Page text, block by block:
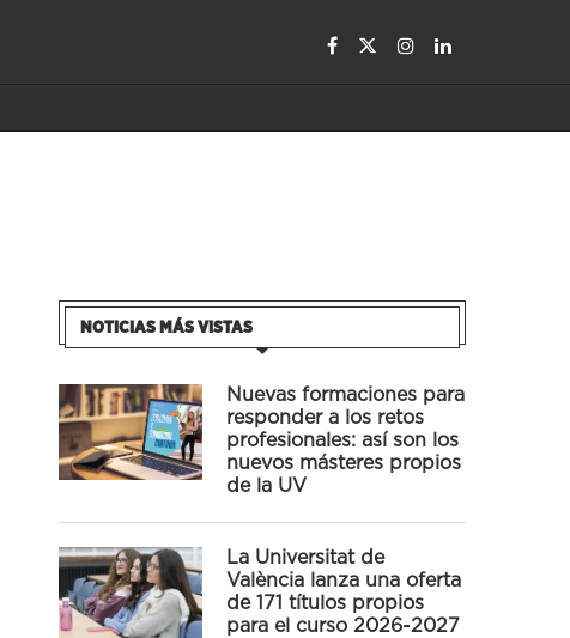
NOTICIAS MÁS VISTAS
Nuevas formaciones para
responder a los retos
profesionales: así son los
nuevos másteres propios
de la UV
La Universitat de
València lanza una oferta
de 171 títulos propios
para el curso 2026-2027